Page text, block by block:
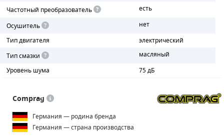
Частотный преобразователь
есть
Осушитель
нет
Тип двигателя
электрический
Тип смазки
масляный
Уровень шума
75 дБ
Comprag
Германия — родина бренда
Германия — страна производства
ДЕТАЛИ СПИРАЛЬНЫХ КОМПРЕССОРОВ
ДЕТАЛИ НАСОСНОЙ ЧАСТИ
ШЛАНГИ ДЛЯ МОТОПОМП
ДЛЯ ВАКУУМНЫХ НАСОСОВ